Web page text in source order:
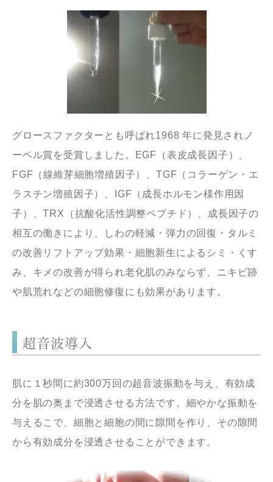
グロースファクターとも呼ばれ1968 年に発見されノ
ーベル賞を受賞しました。EGF（表皮成長因子）、
FGF（線維芽細胞増殖因子）、TGF（コラーゲン・エ
ラスチン増殖因子）、IGF（成長ホルモン様作用因
子）、TRX（抗酸化活性調整ペプチド）、成長因子の
相互の働きにより、しわの軽減・弾力の回復・タルミ
の改善リフトアップ効果・細胞新生によるシミ・くす
み、キメの改善が得られ老化肌のみならず、ニキビ跡
や肌荒れなどの細胞修復にも効果があります。
超音波導入
肌に１秒間に約300万回の超音波振動を与え、有効成
分を肌の奥まで浸透させる方法です。細やかな振動を
与えるこで、細胞と細胞の間に隙間を作り、その隙間
から有効成分を浸透させることができます。